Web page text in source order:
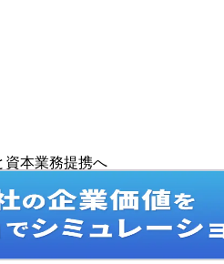
資本業務提携へ